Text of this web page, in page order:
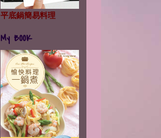
平底鍋簡易料理
My BOOK